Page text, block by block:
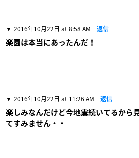
2016年10月22日 at 8:58 AM 返信
楽園は本当にあったんだ！
2016年10月22日 at 11:26 AM 返信
楽しみなんだけど今地震続いてるから
てすみません・・